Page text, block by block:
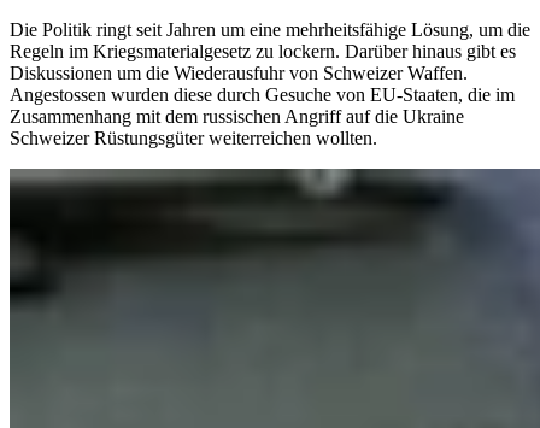
Die Politik ringt seit Jahren um eine mehrheitsfähige Lösung, um die
Regeln im Kriegsmaterialgesetz zu lockern. Darüber hinaus gibt es
Diskussionen um die Wiederausfuhr von Schweizer Waffen.
Angestossen wurden diese durch Gesuche von EU-Staaten, die im
Zusammenhang mit dem russischen Angriff auf die Ukraine
Schweizer Rüstungsgüter weiterreichen wollten.